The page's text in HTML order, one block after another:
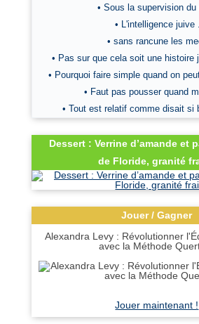
• Sous la supervision du
• L'intelligence juive
• sans rancune les
• Pas sur que cela soit une histoire
• Pourquoi faire simple quand on
• Faut pas pousser quand
• Tout est relatif comme disait si
Dessert : Verrine d’amande et
de Floride, granité
Jouer / Gagner
Alexandra Levy : Révolutionner
avec la Méthode
Jouer maintenant !